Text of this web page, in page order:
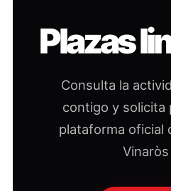
Plazas
Consulta la
contigo y solicita
plataforma oficial
Vinaròs